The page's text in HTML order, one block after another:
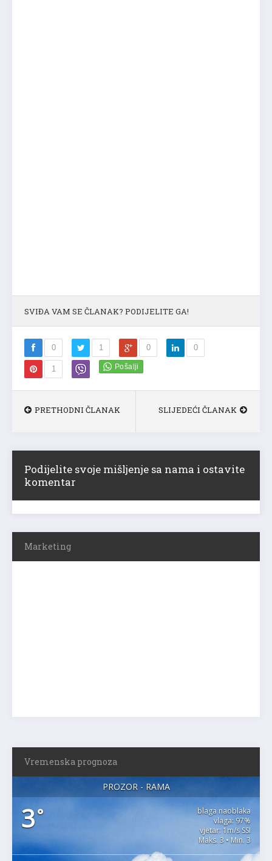
SVIĐA VAM SE ČLANAK? PODIJELITE GA!
0 1 0 0
1
PRETHODNI ČLANAK SLIJEDEĆI ČLANAK
Podijelite svoje mišljenje sa nama i ostavite
komentar
Marketing
Vremenska prognoza
PROZOR - RAMA
3°
blaga naoblaka
vlaga: 97%
vjetar: 1m/s SSI
Maks. 3 • Min. 3